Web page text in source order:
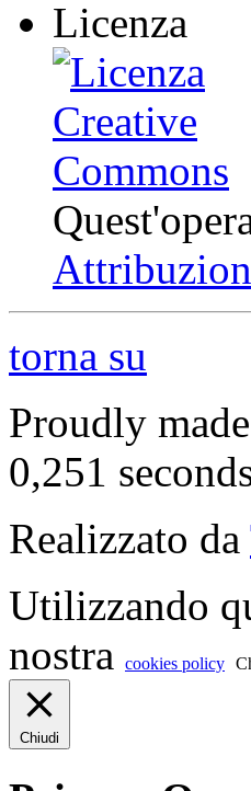
Licenza
torna su
Proudly
0,251
Realizzato da
Utilizzando
nostra
cookies policy
Chiudi